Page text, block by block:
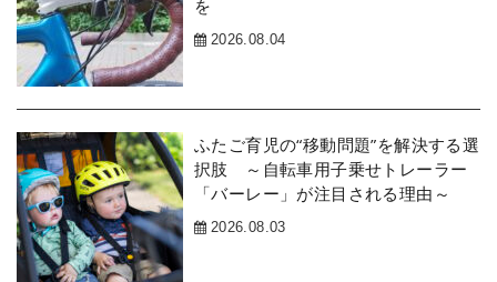
を
2026.08.04
ふたご育児の“移動問題”を解決する選
択肢 ～自転車用子乗せトレーラー
「バーレー」が注目される理由～
2026.08.03